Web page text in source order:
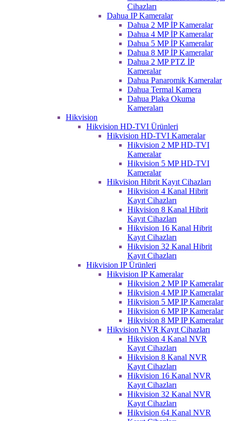
Cihazları
Dahua IP Kameralar
Dahua 2 MP İP Kameralar
Dahua 4 MP İP Kameralar
Dahua 5 MP İP Kameralar
Dahua 8 MP İP Kameralar
Dahua 2 MP PTZ İP
Kameralar
Dahua Panaromik Kameralar
Dahua Termal Kamera
Dahua Plaka Okuma
Kameraları
Hikvision
Hikvision HD-TVI Ürünleri
Hikvision HD-TVI Kameralar
Hikvision 2 MP HD-TVI
Kameralar
Hikvision 5 MP HD-TVI
Kameralar
Hikvision Hibrit Kayıt Cihazları
Hikvision 4 Kanal Hibrit
Kayıt Cihazları
Hikvision 8 Kanal Hibrit
Kayıt Cihazları
Hikvision 16 Kanal Hibrit
Kayıt Cihazları
Hikvision 32 Kanal Hibrit
Kayıt Cihazları
Hikvision IP Ürünleri
Hikvision IP Kameralar
Hikvision 2 MP IP Kameralar
Hikvision 4 MP IP Kameralar
Hikvision 5 MP IP Kameralar
Hikvision 6 MP IP Kameralar
Hikvision 8 MP IP Kameralar
Hikvision NVR Kayıt Cihazları
Hikvision 4 Kanal NVR
Kayıt Cihazları
Hikvision 8 Kanal NVR
Kayıt Cihazları
Hikvision 16 Kanal NVR
Kayıt Cihazları
Hikvision 32 Kanal NVR
Kayıt Cihazları
Hikvision 64 Kanal NVR